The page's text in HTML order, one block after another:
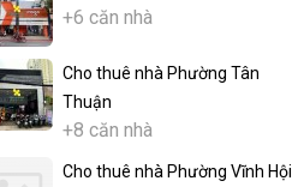
+6 căn nhà
Cho thuê nhà Phường Tân
Thuận
+8 căn nhà
Cho thuê nhà Phường Vĩnh Hội